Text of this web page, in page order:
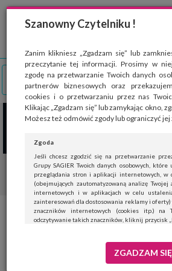
Szanowny Czytelniku !
Zanim klikniesz „Zgadzam się” lub
przeczytanie tej informacji. Prosimy w
zgodę na przetwarzanie Twoich danych
partnerów biznesowych oraz
cookies i o przetwarzaniu przez nas
Klikając „Zgadzam się” lub zamykając okno,
Możesz też odmówić zgody lub ograniczyć jej
Zgoda
Jeśli chcesz zgodzić się na przetwarzanie
Grupy SAGIER Twoich danych osobowych,
przeglądania stron i aplikacji internetowych, w
(obejmujących zautomatyzowaną analizę Twojej
internetowych i w aplikacjach w celu
zainteresowań dla dostosowania reklamy i
znaczników internetowych (cookies itp.) na
odczytywanie takich znaczników, kliknij przycisk
Jeśli nie chcesz wyrazić zgody, kliknij „Nie teraz”.
Wyrażenie zgody jest dobrowolne. Możesz
ZGADZAM SIĘ
Strona wykorzystuje pliki cookies, które służą
Wyrażając zgodę na używanie 'cookies', zezwalasz
przeglądarki. Przejdź do
polityki cookies
Witamina D –
suplement diety